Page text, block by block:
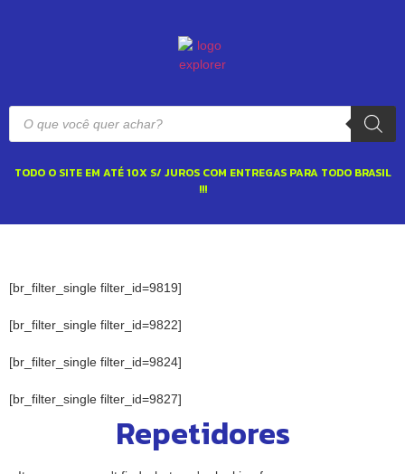
TODO O SITE EM ATÉ 10X S/ JUROS COM ENTREGAS PARA TODO BRASIL
!!!
[br_filter_single filter_id=9819]
[br_filter_single filter_id=9822]
[br_filter_single filter_id=9824]
[br_filter_single filter_id=9827]
Repetidores